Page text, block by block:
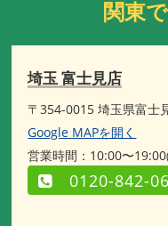
関東
埼玉 富士見店
〒354-0015 埼玉県富士
Google MAPを開く
営業時間：10:00〜19:00
0120-842-